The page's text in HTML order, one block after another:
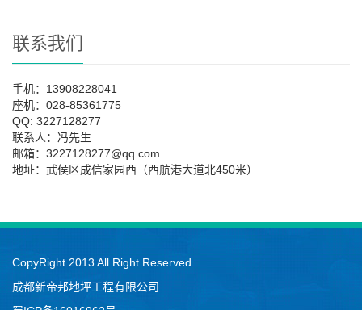
联系我们
手机：13908228041
座机：028-85361775
QQ: 3227128277
联系人：冯先生
邮箱：3227128277@qq.com
地址：武侯区成信家园西（西航港大道北450米）
CopyRight 2013 All Right Reserved
成都新帝邦地坪工程有限公司